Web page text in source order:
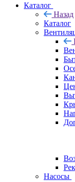
Каталог
Назад
Каталог
Насосы